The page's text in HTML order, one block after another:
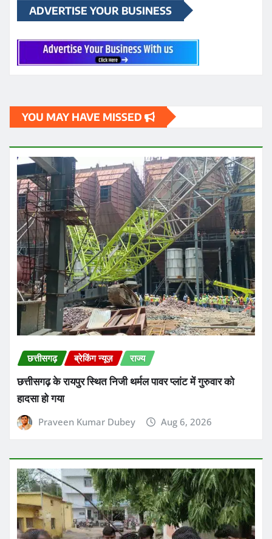
छत्तीसगढ़ ब्रेकिंग न्यूज़ राज्य
छत्तीसगढ़ के रायपुर स्थित निजी थर्मल पावर प्लांट में गुरुवार को
हादसा हो गया
Praveen Kumar Dubey Aug 6, 2026